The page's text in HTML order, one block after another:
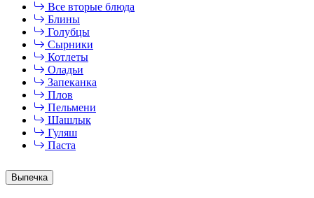
Все вторые блюда
Блины
Голубцы
Сырники
Котлеты
Оладьи
Запеканка
Плов
Пельмени
Шашлык
Гуляш
Паста
Выпечка